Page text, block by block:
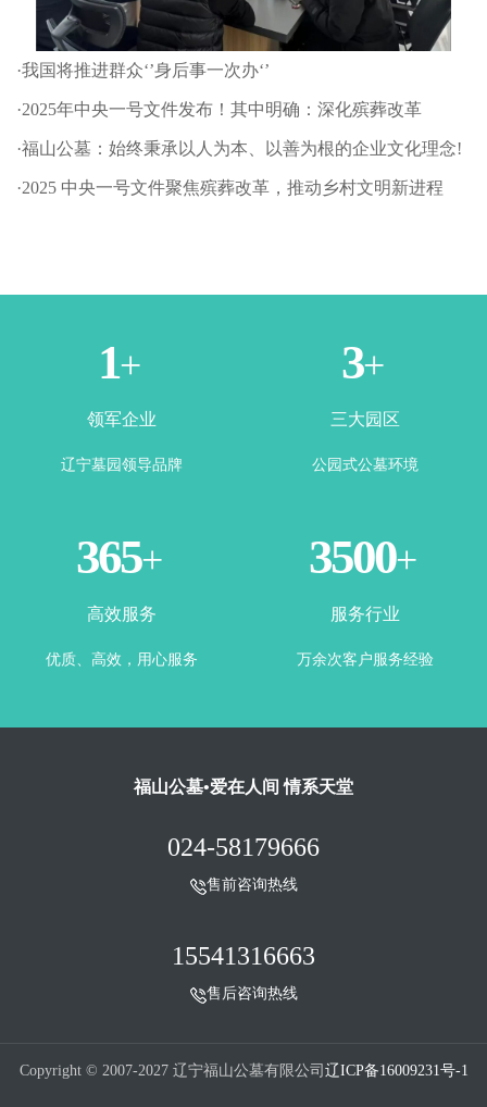
·我国将推进群众‘’身后事一次办‘’
·2025年中央一号文件发布！其中明确：深化殡葬改革
·福山公墓：始终秉承以人为本、以善为根的企业文化理念!
·2025 中央一号文件聚焦殡葬改革，推动乡村文明新进程
1+
领军企业
辽宁墓园领导品牌
3+
三大园区
公园式公墓环境
365+
高效服务
优质、高效，用心服务
3500+
服务行业
万余次客户服务经验
福山公墓•爱在人间 情系天堂
024-58179666
售前咨询热线
15541316663
售后咨询热线
Copyright © 2007-2027 辽宁福山公墓有限公司 辽ICP备16009231号-1